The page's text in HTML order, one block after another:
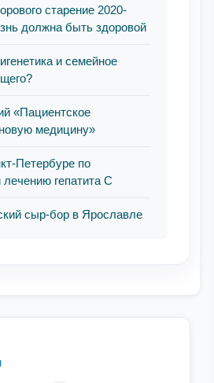
старение 2020-
должна быть здоровой
и семейное
«Пациентское
медицину»
Петербуре по
гепатита С
сыр-бор в Ярославле